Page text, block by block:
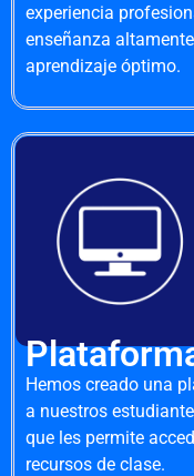
experiencia
enseñanza
aprendizaje óptimo.
Hemos creado una
a nuestros
que les permite
recursos de clase.